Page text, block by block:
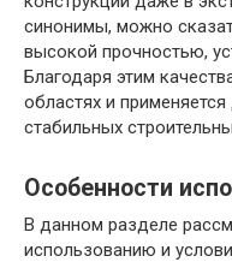
синонимы, можно
высокой прочностью,
Благодаря этим
областях и
стабильных
Особенности
В данном разделе
использованию и